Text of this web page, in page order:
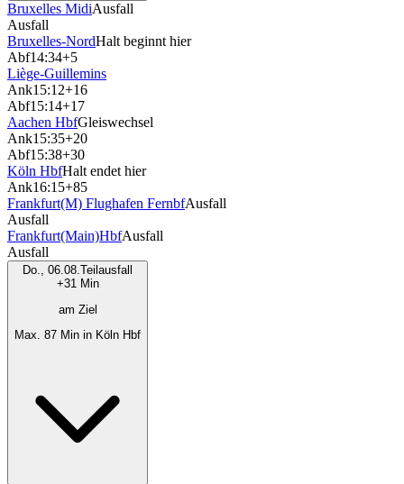
Bruxelles MidiAusfall
Ausfall
Bruxelles-NordHalt beginnt hier
Abf14:34+5
Liège-Guillemins
Ank15:12+16
Abf15:14+17
Aachen HbfGleiswechsel
Ank15:35+20
Abf15:38+30
Köln HbfHalt endet hier
Ank16:15+85
Frankfurt(M) Flughafen FernbfAusfall
Ausfall
Frankfurt(Main)HbfAusfall
Ausfall
Do., 06.08.Teilausfall
+31 Min
am Ziel
Max. 87 Min in Köln Hbf